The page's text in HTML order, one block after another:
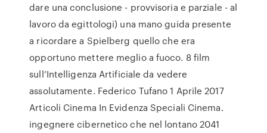
dare una conclusione - provvisoria e parziale - al
lavoro da egittologi) una mano guida presente
a ricordare a Spielberg quello che era
opportuno mettere meglio a fuoco. 8 film
sull’Intelligenza Artificiale da vedere
assolutamente. Federico Tufano 1 Aprile 2017
Articoli Cinema In Evidenza Speciali Cinema.
ingegnere cibernetico che nel lontano 2041